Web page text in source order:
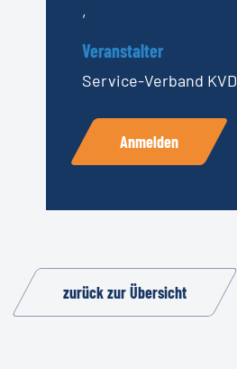
,
Veranstalter
Service-Verband KVD
Anmelden
zurück zur Übersicht